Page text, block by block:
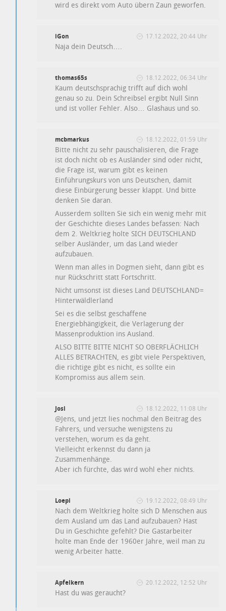
wird es direkt vom Auto übern Zaun geworfen.
iGon 17.12.2022, 20:44 Uhr
Naja dein Deutsch….
thomas65s 18.12.2022, 06:34 Uhr
Kaum deutschsprachig trifft auf dich wohl
genau so zu. Dein Schreibsel ergibt Null Sinn
und ist voller Fehler. Also… Glashaus und so.
mcbmarkus 18.12.2022, 01:59 Uhr
Bitte nicht zu sehr pauschalisieren, die Frage
ist doch nicht ob es Ausländer sind oder nicht,
die Frage ist, warum gibt es keinen
Einführungskurs von uns Deutschen, damit
diese Einbürgerung besser klappt. Und bitte
denken Sie daran.
Ausserdem sollten Sie sich ein wenig mehr mit
der Geschichte dieses Landes befassen: Nach
dem 2. Weltkrieg holte SICH DEUTSCHLAND
selber Ausländer, um das Land wieder
aufzubauen.
Wenn man alles in Dogmen sieht, dann gibt es
nur Rückschritt statt Fortschritt.
Nicht umsonst ist dieses Land DEUTSCHLAND=
Hinterwäldlerland
Sei es die selbst geschaffene
Energiebhängigkeit, die Verlagerung der
Massenproduktion ins Ausland.
ALSO BITTE BITTE NICHT SO OBERFLÄCHLICH
ALLES BETRACHTEN, es gibt viele Perspektiven,
die richtige gibt es nicht, es sollte ein
Kompromiss aus allem sein.
Josi 18.12.2022, 11:08 Uhr
@Jens, und jetzt lies nochmal den Beitrag des
Fahrers, und versuche wenigstens zu
verstehen, worum es da geht.
Vielleicht erkennst du dann ja
Zusammenhänge.
Aber ich fürchte, das wird wohl eher nichts.
Loepi 19.12.2022, 08:49 Uhr
Nach dem Weltkrieg holte sich D Menschen aus
dem Ausland um das Land aufzubauen? Hast
Du in Geschichte gefehlt? Die Gastarbeiter
holte man Ende der 1960er Jahre, weil man zu
wenig Arbeiter hatte.
Apfelkern 20.12.2022, 12:52 Uhr
Hast du was geraucht?